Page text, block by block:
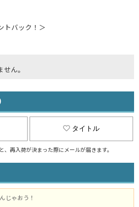
トバック！＞
ん。
タイトル
再入荷が決まった際にメールが届きます。
じゃおう！